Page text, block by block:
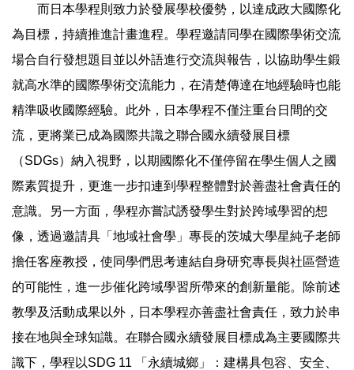
而日本學程則致力於發展學校優勢，以達成政大國際化
為目標，持續推進計畫進程。學程邀請同學在國際學術交流
場合自行發想題目並以外語進行交流與報告，以協助學生鍛
就高水準的國際學術交流能力，在清楚傳達在地經驗時也能
精準吸收國際經驗。此外，日本學程不僅注重台日間的交
流，更將業已成為國際共識之聯合國永續發展目標
（SDGs）納入視野，以期國際化不僅停留在學生個人之國
際素質提升，更進一步扣連到學程整體對於善盡社會責任的
意識。另一方面，學程亦嘗試誘發學生對於跨域學習的想
像，透過邀請具「地域社會學」專長的茨城大學星純子老師
擔任客座教授，使同學們思考連結自身研究專長與社區營造
的可能性，進一步催化跨域學習所帶來的創新量能。除前述
教學及活動成果以外，日本學程亦善盡社會責任，致力於串
接在地與全球知識。在聯合國永續發展目標成為主要國際共
識下，學程以SDG 11 「永續城鄉」：建構具包容、安全、